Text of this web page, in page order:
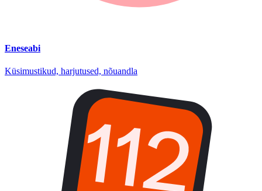
Eneseabi
Küsimustikud, harjutused, nõuandla